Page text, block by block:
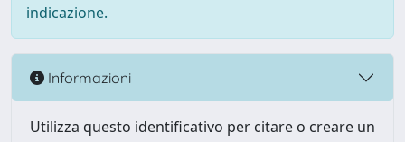
indicazione.
Informazioni
Utilizza questo identificativo per citare o creare un